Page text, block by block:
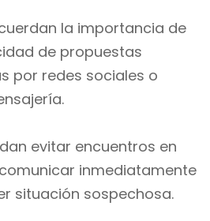
la importancia de
de propuestas
por redes sociales o
evitar encuentros en
inmediatamente
situación sospechosa.